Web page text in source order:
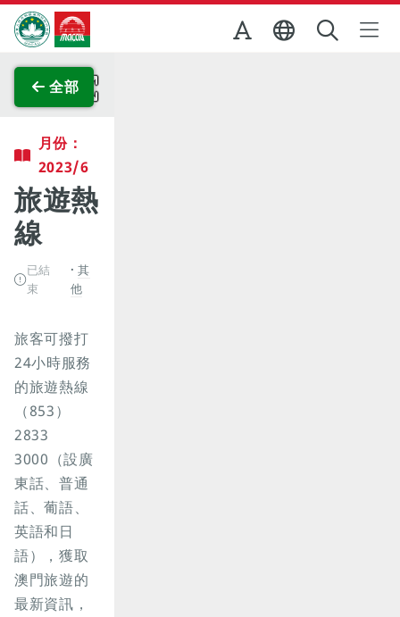
跳至主内容
澳門特別行政區政府旅遊局
全部
查看原圖
月份：
2023/6
旅遊熱
線
已結
束
其
他
旅客可撥打
24小時服務
的旅遊熱線
（853）
2833
3000（設廣
東話、普通
話、葡語、
英語和日
語），獲取
澳門旅遊的
最新資訊，